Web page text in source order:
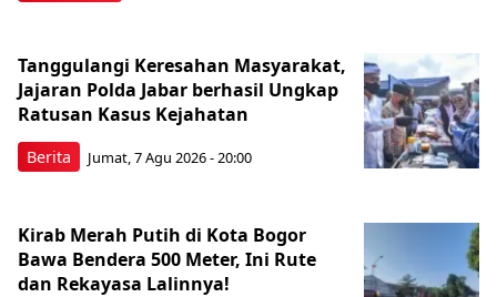
Berita
Tanggulangi Keresahan Masyarakat,
Jajaran Polda Jabar berhasil Ungkap
Ratusan Kasus Kejahatan
Jumat, 7 Agu 2026 - 20:00
Kirab Merah Putih di Kota Bogor
Bawa Bendera 500 Meter, Ini Rute
dan Rekayasa Lalinnya!